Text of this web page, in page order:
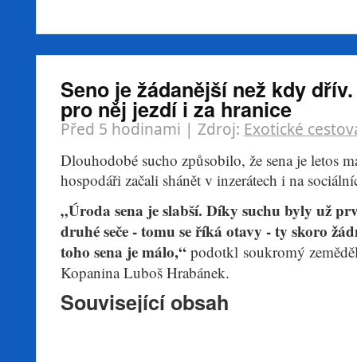
Seno je žádanější než kdy
pro něj jezdí i za hranice
Před 5 hodinami | Zdroj: Exotické
Dlouhodobé sucho způsobilo, že sena je letos
hospodáři začali shánět v inzerátech i na
„Úroda sena je slabší. Díky suchu byly už
druhé seče - tomu se říká otavy - ty skoro
toho sena je málo,“ podotkl soukromý
Kopanina Luboš Hrabánek.
Související obsah